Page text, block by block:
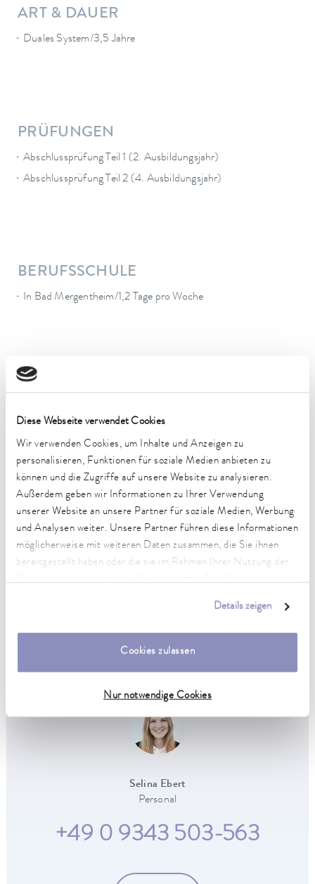
Diese Webseite verwendet Cookies
Wir verwenden Cookies, um Inhalte und Anzeigen zu
personalisieren, Funktionen für soziale Medien anbieten zu
können und die Zugriffe auf unsere Website zu analysieren.
Außerdem geben wir Informationen zu Ihrer Verwendung
unserer Website an unsere Partner für soziale Medien, Werbung
und Analysen weiter. Unsere Partner führen diese Informationen
möglicherweise mit weiteren Daten zusammen, die Sie ihnen
bereitgestellt haben oder die sie im Rahmen Ihrer Nutzung der
Details zeigen
Cookies zulassen
Nur notwendige Cookies
ART & DAUER
Duales System/3,5 Jahre
PRÜFUNGEN
Abschlussprüfung Teil 1 (2. Ausbildungsjahr)
Abschlussprüfung Teil 2 (4. Ausbildungsjahr)
BERUFSSCHULE
In Bad Mergentheim/1,2 Tage pro Woche
VORAUSSETZUNG
Guter mittlerer Bildungsabschluss (z. B. Realschulabschluss),
Elektronik, Hand- und Fingergeschicklichkeit, logisches
Denken, gutes Farbsehen und -erkennen
Zu den offenen Ausbildungsplätzen
Selina Ebert
Personal
+49 0 9343 503-563